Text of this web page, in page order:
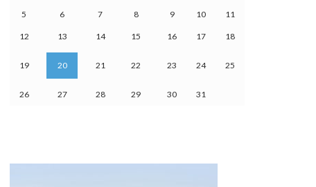
5 6 7 8 9 10 11
12 13 14 15 16 17 18
19 20 21 22 23 24 25
26 27 28 29 30 31